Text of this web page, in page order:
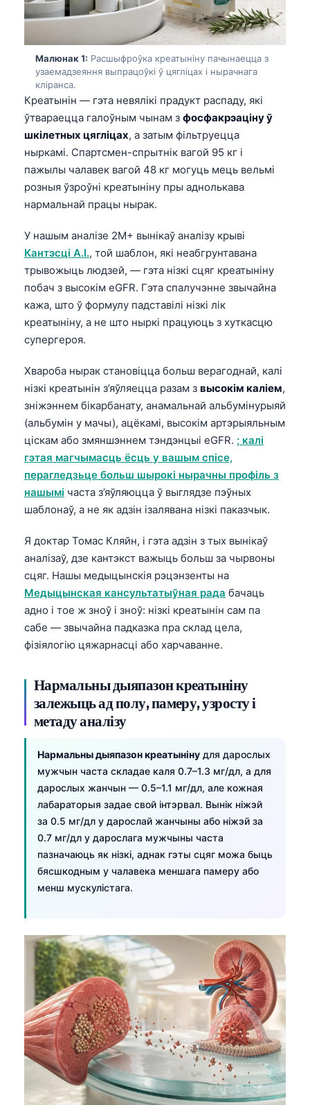
Малюнак 1: Расшыфроўка креатыніну пачынаецца з
узаемадзеяння выпрацоўкі ў цягліцах і нырачнага
клірансa.
Креатынін — гэта невялікі прадукт распаду, які
ўтвараецца галоўным чынам з фосфакрэаціну ў
шкілетных цягліцах, а затым фільтруецца
ныркамі. Спартсмен-спрытнік вагой 95 кг і
пажылы чалавек вагой 48 кг могуць мець вельмі
розныя ўзроўні креатыніну пры аднолькава
нармальнай працы нырак.
У нашым аналізе 2M+ вынікаў аналізу крыві
Кантэсці А.І., той шаблон, які неабгрунтавана
трывожыць людзей, — гэта нізкі сцяг креатыніну
побач з высокім eGFR. Гэта спалучэнне звычайна
кажа, што ў формулу падставілі нізкі лік
креатыніну, а не што ныркі працуюць з хуткасцю
супергероя.
Хвароба нырак становіцца больш верагоднай, калі
нізкі креатынін з’яўляецца разам з высокім каліем,
зніжэннем бікарбанату, анамальнай альбумінурыяй
(альбумін у мачы), ацёкамі, высокім артэрыяльным
ціскам або змяншэннем тэндэнцыі eGFR. ; калі
гэтая магчымасць ёсць у вашым спісе,
перагледзьце больш шырокі нырачны профіль з
нашымі часта з’яўляюцца ў выглядзе пэўных
шаблонаў, а не як адзін ізалявана нізкі паказчык.
Я доктар Томас Кляйн, і гэта адзін з тых вынікаў
аналізаў, дзе кантэкст важыць больш за чырвоны
сцяг. Нашы медыцынскія рэцэнзенты на
Медыцынская кансультатыўная рада бачаць
адно і тое ж зноў і зноў: нізкі креатынін сам па
сабе — звычайна падказка пра склад цела,
фізіялогію цяжарнасці або харчаванне.
Нармальны дыяпазон креатыніну
залежыць ад полу, памеру, узросту і
метаду аналізу
Нармальны дыяпазон креатыніну для дарослых
мужчын часта складае каля 0.7–1.3 мг/дл, а для
дарослых жанчын — 0.5–1.1 мг/дл, але кожная
лабараторыя задае свой інтэрвал. Вынік ніжэй
за 0.5 мг/дл у дарослай жанчыны або ніжэй за
0.7 мг/дл у дарослага мужчыны часта
пазначаюць як нізкі, аднак гэты сцяг можа быць
бясшкодным у чалавека меншага памеру або
менш мускулістага.